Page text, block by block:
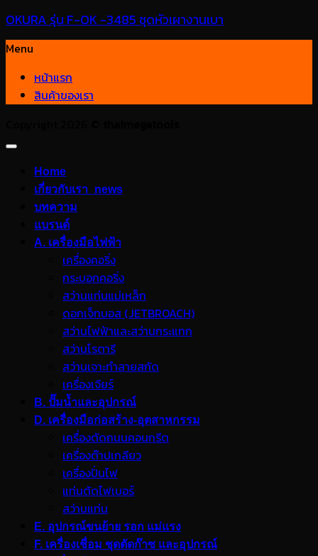
OKURA รุ่น F-OK -3485 ชุดหัวเผางานเบา
Menu
หน้าแรก
สินค้าของเรา
Home
เกี่ยวกับเรา_news
บทความ
แบรนด์
A. เครื่องมือไฟฟ้า
เครื่องคอริ่ง
กระบอกคอริ่ง
สว่านแท่นแม่เหล็ก
ดอกเจ็ทบอส (JETBROACH)
สว่านไฟฟ้าและสว่านกระแทก
สว่านโรตารี
สว่านเจาะทำลายสกัด
เครื่องเจียร์
B. ปั๊มน้ำและอุปกรณ์
D. เครื่องมือก่อสร้าง-อุตสาหกรรม
เครื่องตัดถนนคอนกรีต
เครื่องต๊าปเกลียว
เครื่องปั่นไฟ
แท่นตัดไฟเบอร์
สว่านแท่น
E. อุปกรณ์ขนย้าย รอก แม่แรง
F. เครื่องเชื่อม ชุดตัดก๊าซ และอุปกรณ์